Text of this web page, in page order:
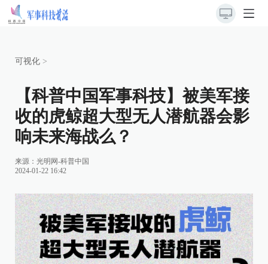
可视化 >
【科普中国军事科技】被美军接
收的虎鲸超大型无人潜航器会影
响未来海战么？
来源：光明网-科普中国
2024-01-22 16:42